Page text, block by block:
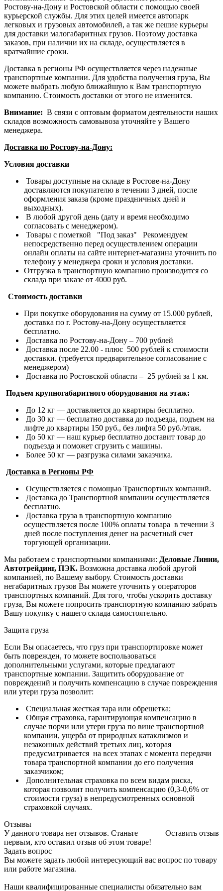
Ростову-на-Дону и Ростовской области с помощью своей
курьерской службы. Для этих целей имеется автопарк
легковых и грузовых автомобилей, а так же пешие курьеры
для доставки малогабаритных грузов. Поэтому доставка
заказов, при наличии их на складе, осуществляется в
кратчайшие сроки.
Доставка в регионы РФ осуществляется через надежные
транспортные компании. Для удобства получения груза, Вы
можете выбрать любую ближайшую к Вам транспортную
компанию. Стоимость доставки от этого не изменится.
Внимание: В связи с оптовым форматом деятельности наших
складов возможность самовывоза уточняйте у Вашего
менеджера.
Доставка по Ростову-на-Дону:
Условия доставки
Товары доступные на складе в Ростове-на-Дону
доставляются покупателю в течении 3 дней, после
оформления заказа (кроме праздничных дней и
выходных).
В любой другой день (дату и время необходимо
согласовать с менеджером).
Товары с пометкой "Под заказ" Рекомендуем
непосредственно перед осуществлением операции
онлайн оплаты на сайте интернет-магазина уточнить по
телефону у менеджера сроки и условия доставки.
Отгрузка в транспортную компанию производится со
склада при заказе от 4000 руб.
Стоимость доставки
При покупке оборудования на сумму от 15.000 рублей,
доставка по г. Ростову-на-Дону осуществляется
бесплатно.
Доставка по Ростову-на-Дону – 700 рублей
Доставка после 22.00 - плюс 500 рублей к стоимости
доставки. (требуется предварительное согласование с
менеджером)
Доставка по Ростовской области – 25 рублей за 1 км.
Подъем крупногабаритного оборудования на этаж:
До 12 кг — доставляется до квартиры бесплатно.
До 30 кг — бесплатно доставка до подъезда, подъем на
лифте до квартиры 150 руб., без лифта 50 руб./этаж.
До 50 кг — наш курьер бесплатно доставит товар до
подъезда и поможет сгрузить с машины.
Более 50 кг — разгрузка силами заказчика.
Доставка в Регионы РФ
Осуществляется с помощью Транспортных компаний.
Доставка до Транспортной компании осуществляется
бесплатно.
Доставка груза в транспортную компанию
осуществляется после 100% оплаты товара в течении 3
дней после поступления денег на расчетный счет
торгующей организации.
Мы работаем с транспортными компаниями: Деловые Линии,
Автотрейдинг, ПЭК. Возможна доставка любой другой
компанией, по Вашему выбору. Стоимость доставки
негабаритных грузов Вы можете уточнить у операторов
транспортных компаний. Для того, чтобы ускорить доставку
груза, Вы можете попросить транспортную компанию забрать
Вашу покупку с нашего склада самостоятельно.
Защита груза
Если Вы опасаетесь, что груз при транспортировке может
быть поврежден, то можете воспользоваться
дополнительными услугами, которые предлагают
транспортные компании. Защитить оборудование от
повреждений и получить компенсацию в случае повреждения
или утери груза позволит:
Специальная жесткая тара или обрешетка;
Общая страховка, гарантирующая компенсацию в
случае порчи или утери груза по вине транспортной
компании, ущерба от природных катаклизмов и
незаконных действий третьих лиц, которая
предусматривается на всех этапах с момента передачи
товара транспортной компании до его получения
заказчиком;
Дополнительная страховка по всем видам риска,
которая позволит получить компенсацию (0,3-0,6% от
стоимости груза) в непредусмотренных основной
страховкой случаях.
Отзывы
Оставить отзыв
У данного товара нет отзывов. Станьте
первым, кто оставил отзыв об этом товаре!
Задать вопрос
Вы можете задать любой интересующий вас вопрос по товару
или работе магазина.
Наши квалифицированные специалисты обязательно вам